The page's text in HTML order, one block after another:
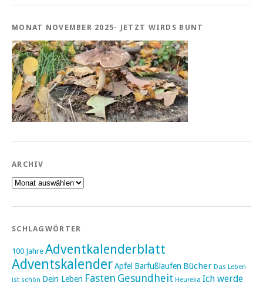
MONAT NOVEMBER 2025- JETZT WIRDS BUNT
ARCHIV
Archiv
SCHLAGWÖRTER
100 Jahre Adventkalenderblatt
AdventskalenderApfel Barfußlaufen Bücher Das Leben
ist schön Dein Leben Fasten Gesundheit Heureka Ich werde